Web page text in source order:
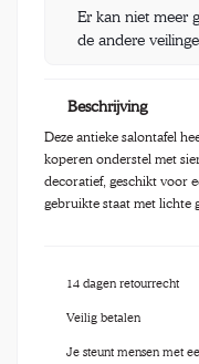
Er kan niet meer
de andere
Beschrijving
Deze antieke salontafel
koperen onderstel met
decoratief, geschikt voor
gebruikte staat met lichte
14 dagen retourrecht
Veilig betalen
Je steunt mensen met